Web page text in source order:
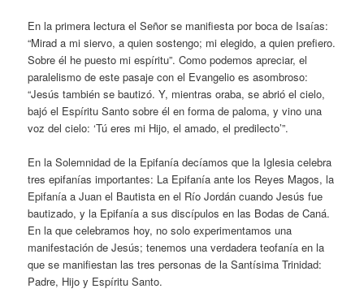
En la primera lectura el Señor se manifiesta por boca de Isaías:
“Mirad a mi siervo, a quien sostengo; mi elegido, a quien prefiero.
Sobre él he puesto mi espíritu”. Como podemos apreciar, el
paralelismo de este pasaje con el Evangelio es asombroso:
“Jesús también se bautizó. Y, mientras oraba, se abrió el cielo,
bajó el Espíritu Santo sobre él en forma de paloma, y vino una
voz del cielo: ‘Tú eres mi Hijo, el amado, el predilecto’”.
En la Solemnidad de la Epifanía decíamos que la Iglesia celebra
tres epifanías importantes: La Epifanía ante los Reyes Magos, la
Epifanía a Juan el Bautista en el Río Jordán cuando Jesús fue
bautizado, y la Epifanía a sus discípulos en las Bodas de Caná.
En la que celebramos hoy, no solo experimentamos una
manifestación de Jesús; tenemos una verdadera teofanía en la
que se manifiestan las tres personas de la Santísima Trinidad:
Padre, Hijo y Espíritu Santo.